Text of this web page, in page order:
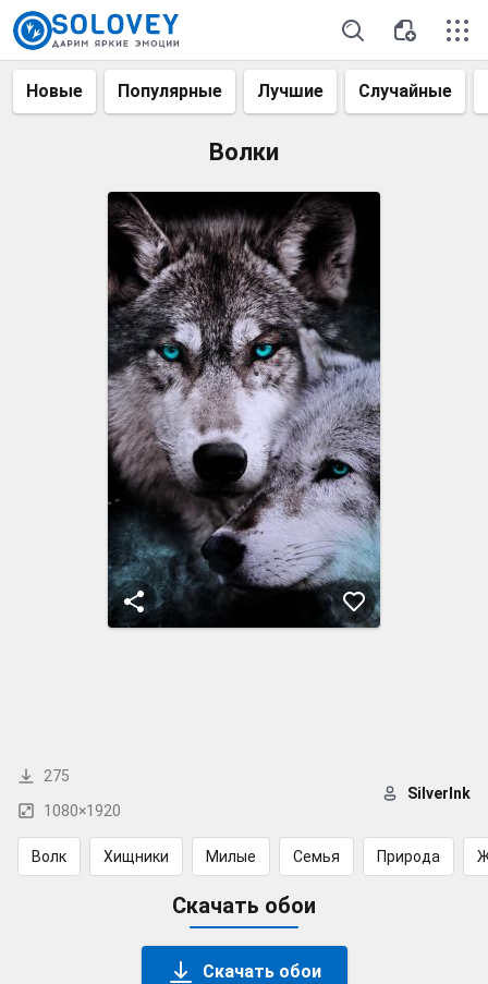
Новые Популярные Лучшие Случайные
Волки
275
1080×1920
SilverInk
Волк Хищники Милые Семья Природа
Скачать обои
Скачать обои